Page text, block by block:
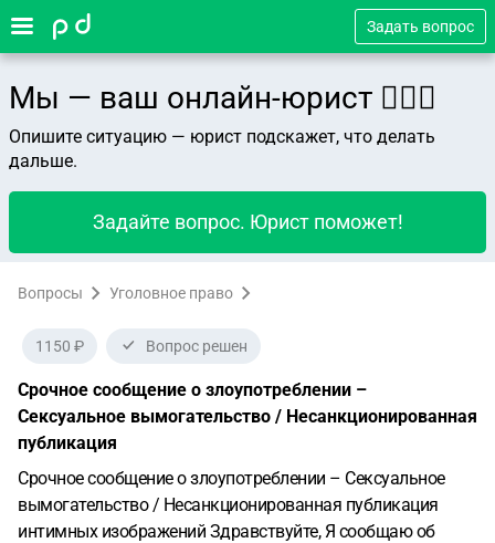
Задать вопрос
Мы — ваш онлайн-юрист 👨🏻‍⚖️
Опишите ситуацию — юрист подскажет, что делать
дальше.
Задайте вопрос. Юрист поможет!
Вопросы Уголовное право
1150 ₽ Вопрос решен
Срочное сообщение о злоупотреблении –
Сексуальное вымогательство / Несанкционированная
публикация
Срочное сообщение о злоупотреблении – Сексуальное
вымогательство / Несанкционированная публикация
интимных изображений Здравствуйте, Я сообщаю об